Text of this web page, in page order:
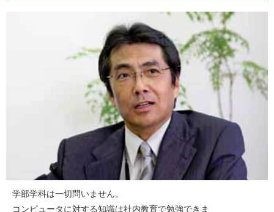
学部学科は一切問いません。
コンピュータに対する知識は社内教育で勉強できま